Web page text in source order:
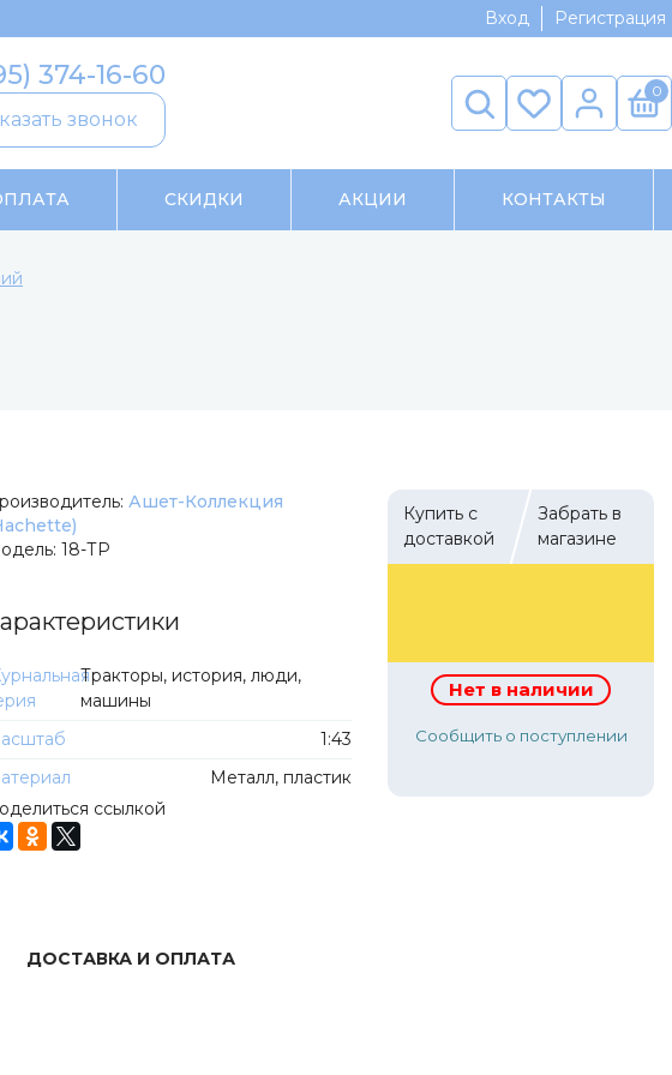
Вход Регистрация
374-16-60
звонок
0
СКИДКИ АКЦИИ КОНТАКТЫ
Ашет-Коллекция
18-ТР
Тракторы, история, люди,
машины
1:43
Металл, пластик
ссылкой
Купить с
доставкой
Забрать в
магазине
Нет в наличии
Сообщить о поступлении
ДОСТАВКА И ОПЛАТА